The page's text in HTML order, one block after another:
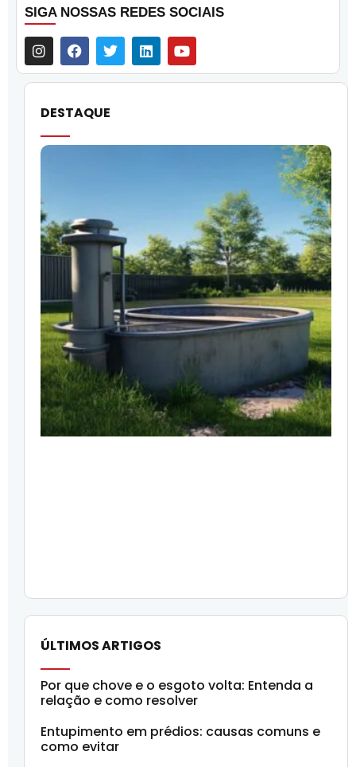
SIGA NOSSAS REDES SOCIAIS
DESTAQUE
ÚLTIMOS ARTIGOS
Por que chove e o esgoto volta: Entenda a
relação e como resolver
Entupimento em prédios: causas comuns e
como evitar